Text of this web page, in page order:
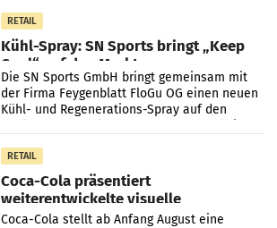
RETAIL
Kühl-Spray: SN Sports bringt „Keep
Cool“ auf den Markt
Die SN Sports GmbH bringt gemeinsam mit
der Firma Feygenblatt FloGu OG einen neuen
Kühl- und Regenerations-Spray auf den
RETAIL
Coca-Cola präsentiert
weiterentwickelte visuelle
Markenidentität
Coca-Cola stellt ab Anfang August eine